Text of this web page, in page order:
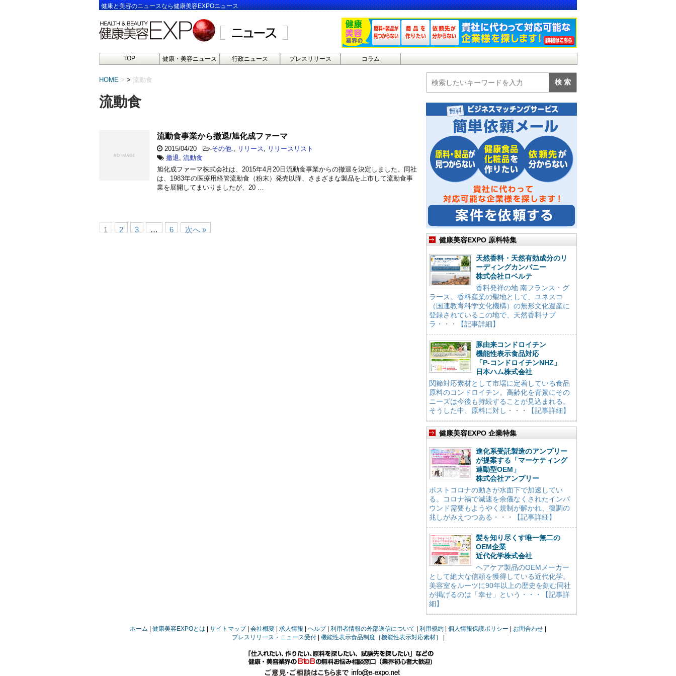
健康と美容のニュースなら健康美容EXPOニュース
TOP 健康・美容ニュース 行政ニュース プレスリリース コラム
HOME > 流動食
流動食
流動食事業から撤退/旭化成ファーマ
2015/04/20 -その他. リリース
リリースリスト
撤退 流動食
旭化成ファーマ株式会社は、2015年4月20日流動食事業からの撤退を決定しました。同社
は、1983年の医療用経管流動食（粉末）発売以降、さまざまな製品を上市して流動食事
業を展開してまいりましたが、20 …
1 2 3 … 6 次へ »
健康美容EXPO 原料特集
天然香料・天然有効成分のリ
ーディングカンパニー
株式会社ロベルテ
香料発祥の地 南フランス・グ
ラース。香料産業の聖地として、ユネスコ
（国連教育科学文化機構）の無形文化遺産に
登録されているこの地で、天然香料サプ
ラ・・・【記事詳細】
豚由来コンドロイチン
機能性表示食品対応
「P-コンドロイチンNHZ」
日本ハム株式会社
関節対応素材として市場に定着している食品
原料のコンドロイチン。高齢化を背景にその
ニーズは今後も持続することが見込まれる。
そうした中、原料に対し・・・【記事詳細】
健康美容EXPO 企業特集
進化系受託製造のアンプリー
が提案する「マーケティング
連動型OEM」
株式会社アンプリー
ポストコロナの動きが水面下で加速してい
る。コロナ禍で減速を余儀なくされたインバ
ウンド需要もようやく規制が解かれ、復調の
兆しがみえつつある・・・【記事詳細】
髪を知り尽くす唯一無二の
OEM企業
近代化学株式会社
ヘアケア製品のOEMメーカー
として絶大な信頼を獲得している近代化学。
美容室をルーツに90年以上の歴史を刻む同社
が掲げるのは「幸せ」という・・・【記事詳
細】
ホーム 健康美容EXPOとは サイトマップ 会社概要 求人情報 ヘルプ 利用者情報の外部送信について 利用規約 個人情報保護ポリシー
お問合わせ
プレスリリース・ニュース受付
機能性表示食品制度［機能性表示対応素材］